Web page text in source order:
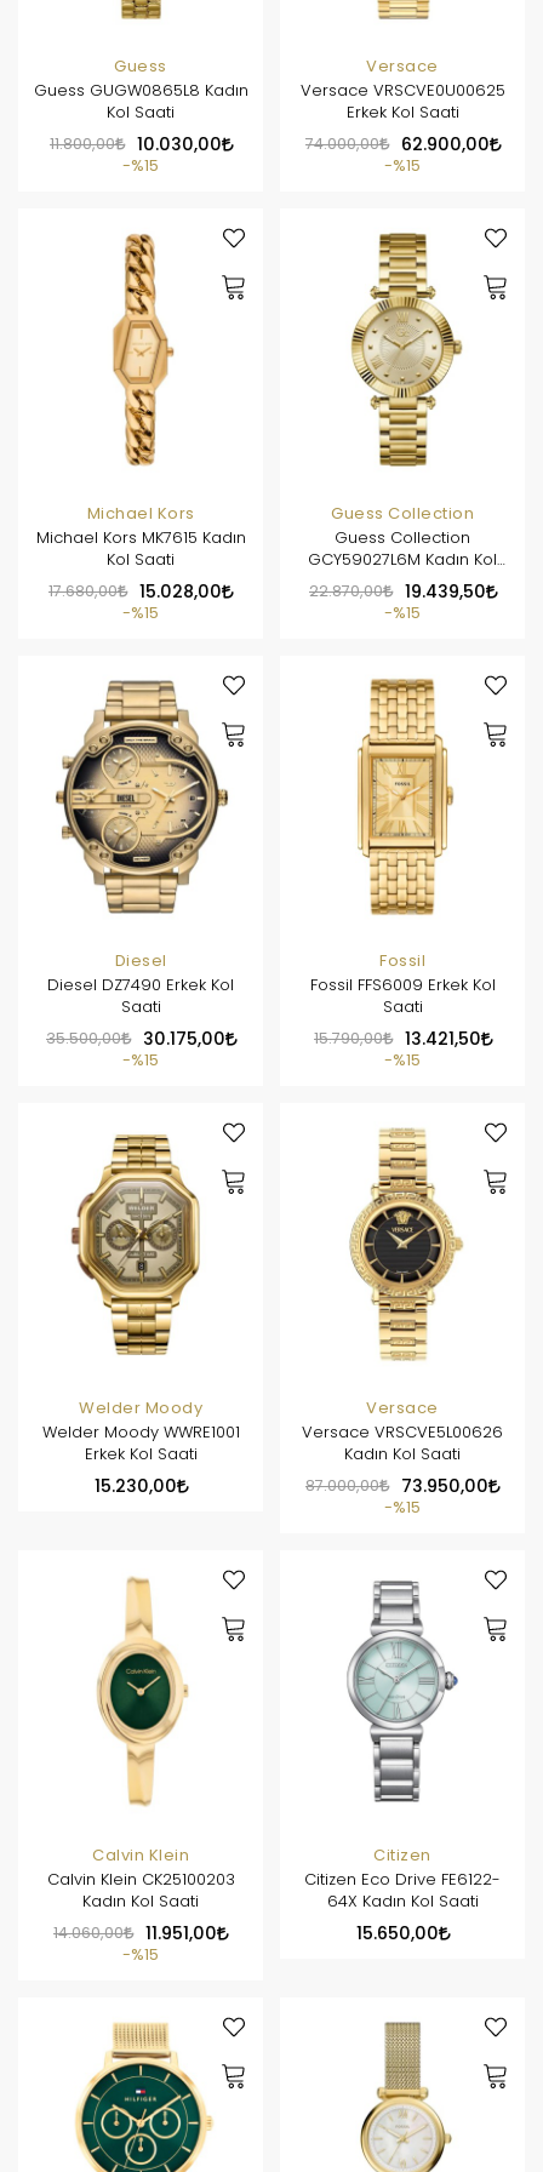
Guess
Guess GUGW0865L8 Kadın
Kol Saati
11.800,00
10.030,00
%15
Versace
Versace VRSCVE0U00625
Erkek Kol Saati
74.000,00
62.900,00
%15
Michael Kors
Michael Kors MK7615 Kadın
Kol Saati
17.680,00
15.028,00
%15
Guess Collection
Guess Collection
GCY59027L6M Kadın Kol
Saati
22.870,00 19.439,50
%15
Diesel
Diesel DZ7490 Erkek Kol
Saati
35.500,00
30.175,00
%15
Fossil
Fossil FFS6009 Erkek Kol
Saati
15.790,00
13.421,50
%15
Welder Moody
Welder Moody WWRE1001
Erkek Kol Saati
15.230,00
Versace
Versace VRSCVE5L00626
Kadın Kol Saati
87.000,00
73.950,00
%15
Calvin Klein
Calvin Klein CK25100203
Kadın Kol Saati
14.060,00
11.951,00
%15
Citizen
Citizen Eco Drive FE6122-
64X Kadın Kol Saati
15.650,00